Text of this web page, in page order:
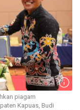
piagam
Kapuas, Budi